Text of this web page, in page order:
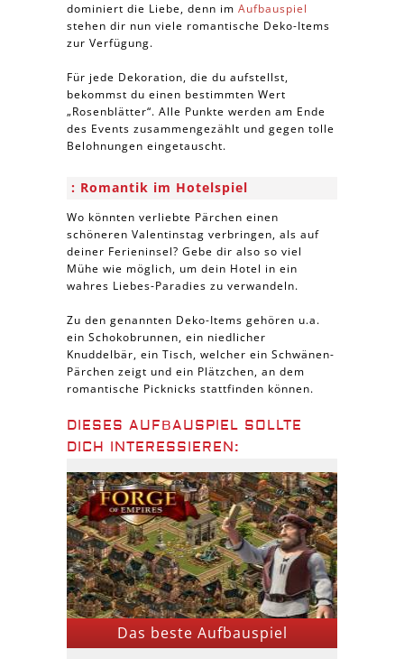
dominiert die Liebe, denn im Aufbauspiel
stehen dir nun viele romantische Deko-Items
zur Verfügung.
Für jede Dekoration, die du aufstellst,
bekommst du einen bestimmten Wert
„Rosenblätter“. Alle Punkte werden am Ende
des Events zusammengezählt und gegen tolle
Belohnungen eingetauscht.
Romantik im Hotelspiel
Wo könnten verliebte Pärchen einen
schöneren Valentinstag verbringen, als auf
deiner Ferieninsel? Gebe dir also so viel
Mühe wie möglich, um dein Hotel in ein
wahres Liebes-Paradies zu verwandeln.
Zu den genannten Deko-Items gehören u.a.
ein Schokobrunnen, ein niedlicher
Knuddelbär, ein Tisch, welcher ein Schwänen-
Pärchen zeigt und ein Plätzchen, an dem
romantische Picknicks stattfinden können.
DIESES AUFBAUSPIEL SOLLTE
DICH INTERESSIEREN:
Das beste Aufbauspiel